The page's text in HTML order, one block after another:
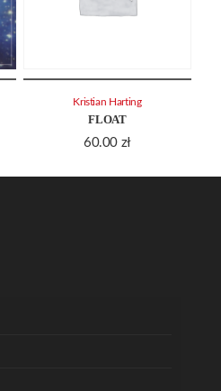
FLOAT
60.00 zł
Kristian Harting